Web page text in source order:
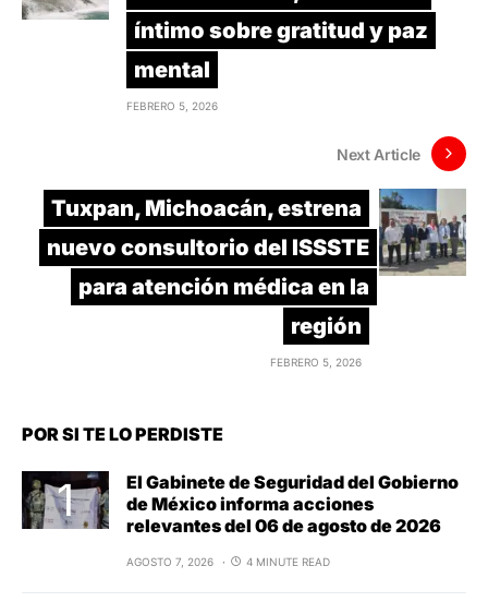
íntimo sobre gratitud y paz
mental
FEBRERO 5, 2026
Next Article
Tuxpan, Michoacán, estrena
nuevo consultorio del ISSSTE
para atención médica en la
región
FEBRERO 5, 2026
POR SI TE LO PERDISTE
El Gabinete de Seguridad del Gobierno
de México informa acciones
relevantes del 06 de agosto de 2026
AGOSTO 7, 2026 4 MINUTE READ